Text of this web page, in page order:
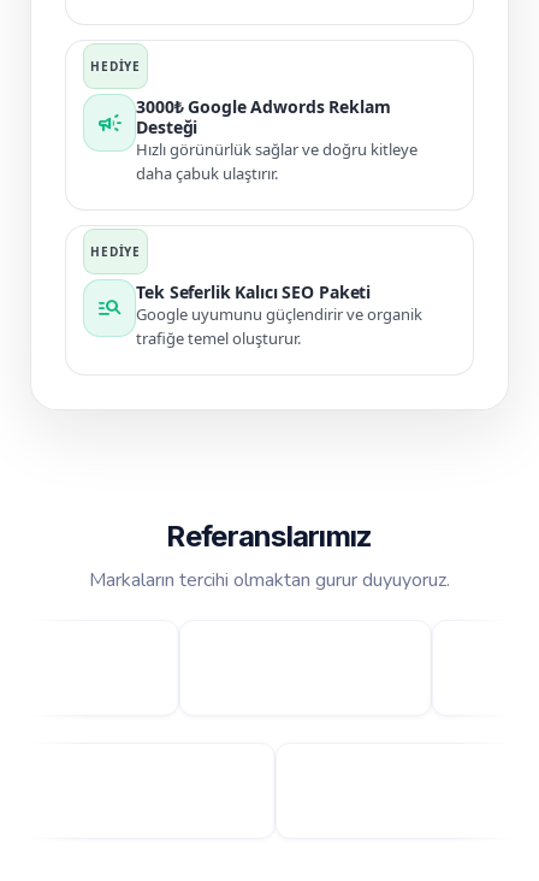
campaign
3000₺ Google Adwords Reklam
Desteği
Hızlı görünürlük sağlar ve doğru kitleye
daha çabuk ulaştırır.
manage_search
Tek Seferlik Kalıcı SEO Paketi
Google uyumunu güçlendirir ve organik
trafiğe temel oluşturur.
Referanslarımız
Markaların tercihi olmaktan gurur duyuyoruz.